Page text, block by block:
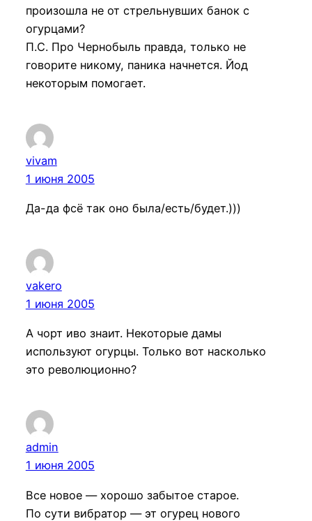
произошла не от стрельнувших банок с
огурцами?
П.С. Про Чернобыль правда, только не
говорите никому, паника начнется. Йод
некоторым помогает.
vivam
1 июня 2005
Да-да фсё так оно была/есть/будет.)))
vakero
1 июня 2005
А чорт иво знаит. Некоторые дамы
используют огурцы. Только вот насколько
это революционно?
admin
1 июня 2005
Все новое — хорошо забытое старое.
По сути вибратор — эт огурец нового